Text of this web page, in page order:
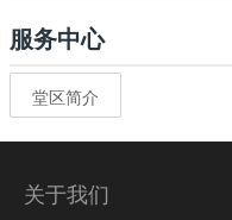
服务中心
堂区简介
关于我们